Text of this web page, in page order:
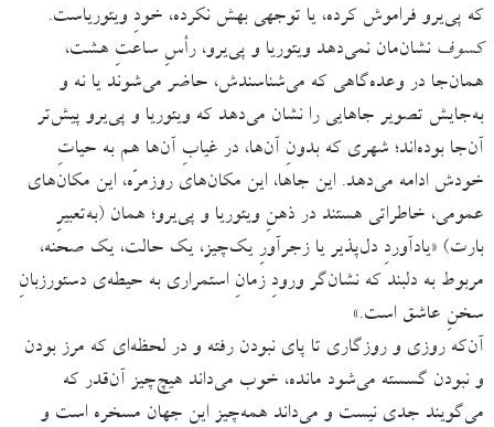
که پی‌یرو فراموش کرده، یا توجهی بهش نکرده، خودِ ویتوریاست.
کسوف نشان‌مان نمی‌دهد ویتوریا و پی‌یرو، رأسِ ساعتِ هشت،
همان‌جا در وعده‌گاهی که می‌شناسندش، حاضر می‌شوند یا نه و
به‌جایش تصویر جاهایی را نشان می‌دهد که ویتوریا و پی‌یرو پیش‌تر
آن‌جا بوده‌اند؛ شهری که بدونِ آن‌ها، در غیابِ آن‌ها هم به حیاتِ
خودش ادامه می‌دهد. این جاها، این مکان‌های روزمرّه، این مکان‌های
عمومی، خاطراتی هستند در ذهنِ ویتوریا و پی‌یرو؛ همان (به‌تعبیرِ
بارت) «یادآوردِ دل‌پذیر یا زجرآورِ یک‌چیز، یک حالت، یک صحنه،
مربوط به دلبند که نشان‌گر ورودِ زمانِ استمراری به حیطه‌ی دستورزبانِ
سخنِ عاشق است.»
آن‌که روزی و روزگاری تا پای نبودن رفته و در لحظه‌ای که مرز بودن
و نبودن گسسته می‌شود مانده، خوب می‌داند هیچ‌چیز آن‌قدر که
می‌گویند جدی نیست و می‌داند همه‌چیزِ این جهان مسخره است و